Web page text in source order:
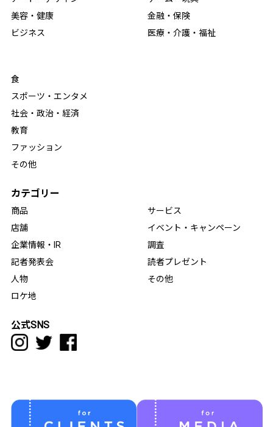
美容・健康
ビジネス
金融・保険
医療・介護・福祉
食
スポーツ・エンタメ
社会・政治・経済
教育
ファッション
その他
カテゴリー
商品
店舗
企業情報・IR
記者発表会
人物
ロケ地
サービス
イベント・キャンペーン
調査
読者プレゼント
その他
公式SNS